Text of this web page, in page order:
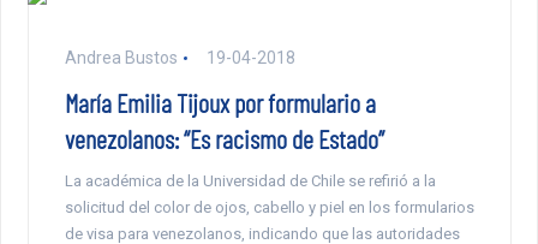
Andrea Bustos 19-04-2018
María Emilia Tijoux por formulario a
venezolanos: “Es racismo de Estado”
La académica de la Universidad de Chile se refirió a la
solicitud del color de ojos, cabello y piel en los formularios
de visa para venezolanos, indicando que las autoridades